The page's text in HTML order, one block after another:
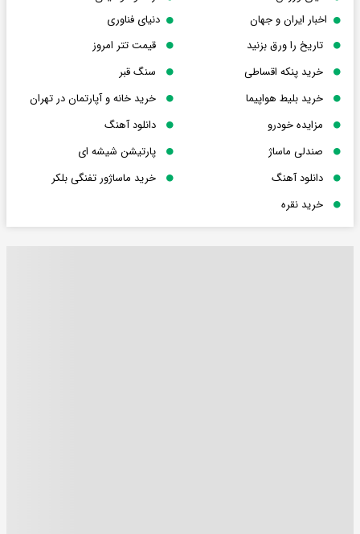
اخبار ایران و جهان
دنیای فناوری
تاریخ را ورق بزنید
قیمت تتر امروز
خرید پنکه اقساطی
سنگ قبر
خرید بلیط هواپیما
خرید خانه و آپارتمان در تهران
مزایده خودرو
دانلود آهنگ
صندلی ماساژ
پارتیشن شیشه ای
دانلود آهنگ
خرید ماساژور تفنگی بلکر
خرید نقره